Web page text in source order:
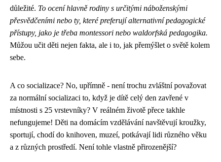
důležité. To ocení hlavně rodiny s určitými náboženskými
přesvědčeními nebo ty, které preferují alternativní pedagogické
přístupy, jako je třeba montessori nebo waldorfská pedagogika.
Můžou učit děti nejen fakta, ale i to, jak přemýšlet o světě kolem
sebe.
A co socializace? No, upřímně - není trochu zvláštní považovat
za normální socializaci to, když je dítě celý den zavřené v
místnosti s 25 vrstevníky? V reálném životě přece takhle
nefungujeme! Děti na domácím vzdělávání navštěvují kroužky,
sportují, chodí do knihoven, muzeí, potkávají lidi různého věku
a z různých prostředí. Není tohle vlastně přirozenější?